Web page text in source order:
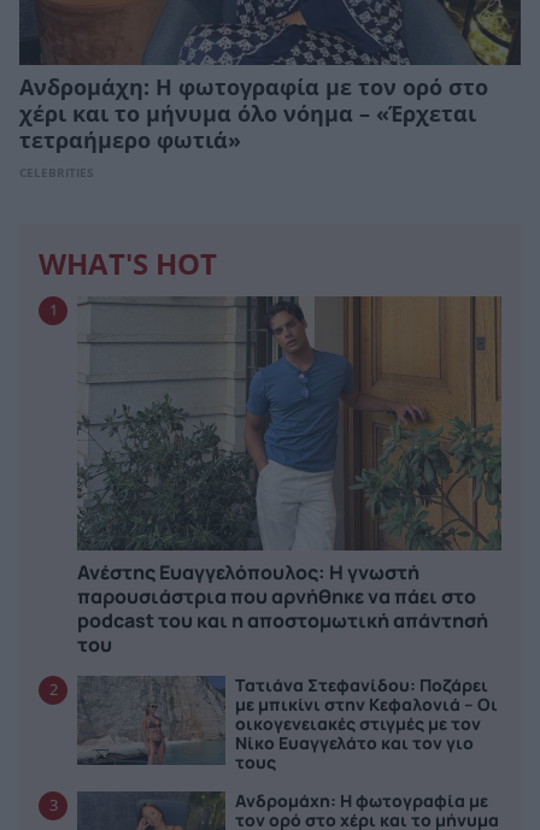
Ανδρομάχη: Η φωτογραφία με τον ορό στο
χέρι και το μήνυμα όλο νόημα – «Έρχεται
τετραήμερο φωτιά»
CELEBRITIES
WHAT'S HOT
1
Ανέστης Ευαγγελόπουλος: Η γνωστή
παρουσιάστρια που αρνήθηκε να πάει στο
podcast του και η αποστομωτική απάντησή
του
2
Τατιάνα Στεφανίδου: Ποζάρει
με μπικίνι στην Κεφαλονιά – Οι
οικογενειακές στιγμές με τον
Νίκο Ευαγγελάτο και τον γιο
τους
3
Ανδρομάχη: Η φωτογραφία με
τον ορό στο χέρι και το μήνυμα